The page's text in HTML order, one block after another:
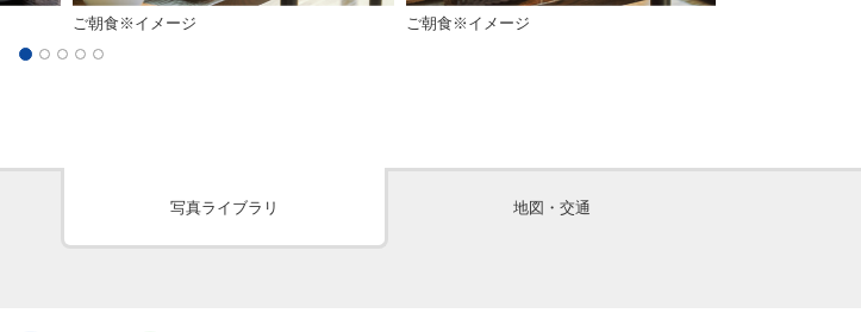
ご朝食※イメージ ご朝食※イメージ
写真ライブラリ 地図・交通